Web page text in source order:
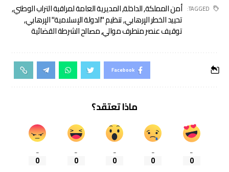
TAGGED: أمن المملكة,الداخلة,المديرية العامة لمراقبة التراب الوطني,
تحييد الخطر الإرهابي,تنظيم "الدولة الإسلامية" الإرهابي,
توقيف عنصر متطرف موالي,مصالح الشرطة القضائية
Facebook
ماذا تعتقد؟
0
0
0
0
0